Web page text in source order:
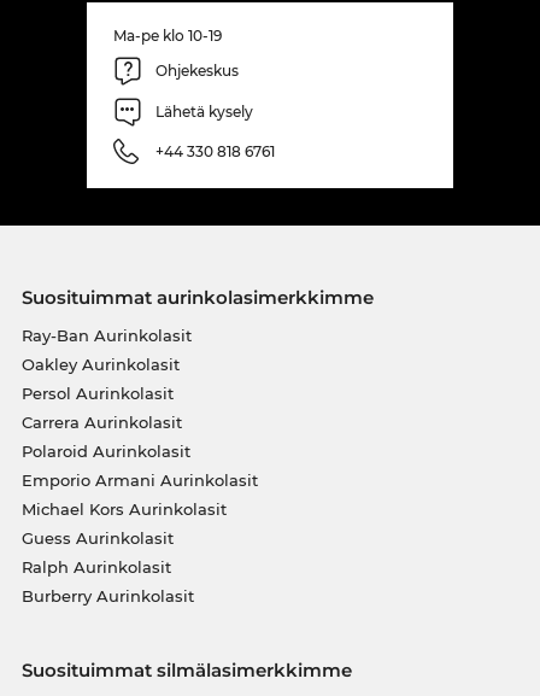
Ma-pe klo 10-19
Ohjekeskus
Lähetä kysely
+44 330 818 6761
Suosituimmat aurinkolasimerkkimme
Ray-Ban Aurinkolasit
Oakley Aurinkolasit
Persol Aurinkolasit
Carrera Aurinkolasit
Polaroid Aurinkolasit
Emporio Armani Aurinkolasit
Michael Kors Aurinkolasit
Guess Aurinkolasit
Ralph Aurinkolasit
Burberry Aurinkolasit
Suosituimmat silmälasimerkkimme